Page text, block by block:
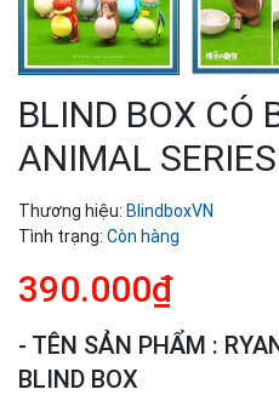
BLIND BOX CÓ
ANIMAL
Thương hiệu: BlindboxVN
Tình trạng: Còn hàng
390.000₫
- TÊN SẢN PHẨM :
BLIND BOX